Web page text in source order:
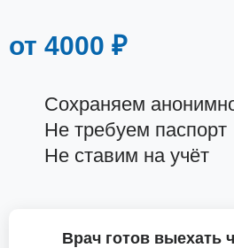
от 4000 ₽
Сохраняем
Не требуем паспорт
Не ставим на учёт
Врач готов выехать